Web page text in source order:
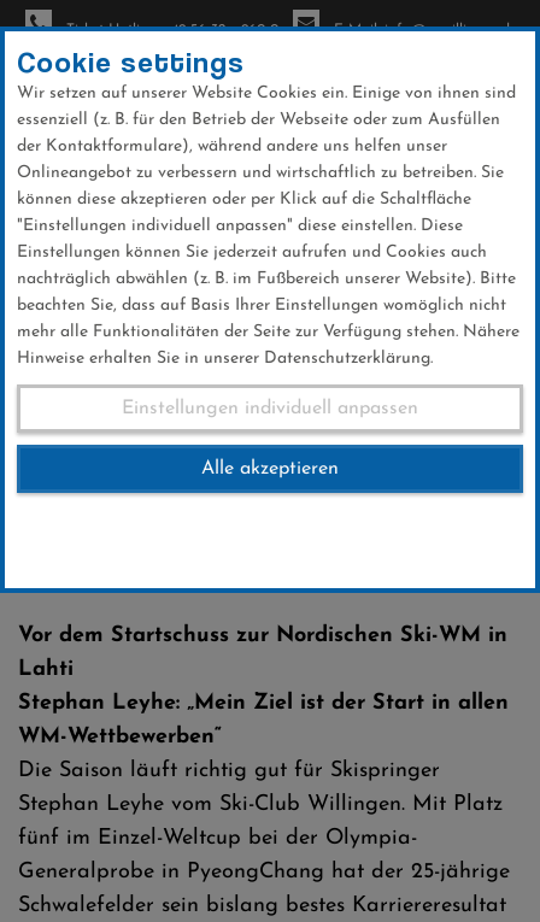
Direkt
zum
Inhalt
Ticket-Hotline: +49 56 32 - 960-0 E-Mail: info@sc-willingen.de
News
Stephan Leyhe im Interview
19 .Februar 2017
Vor dem Startschuss zur Nordischen Ski-WM in
Lahti
Stephan Leyhe: „Mein Ziel ist der Start in allen
WM-Wettbewerben“
Die Saison läuft richtig gut für Skispringer
Stephan Leyhe vom Ski-Club Willingen. Mit Platz
fünf im Einzel-Weltcup bei der Olympia-
Generalprobe in PyeongChang hat der 25-jährige
Schwalefelder sein bislang bestes Karriereresultat
Cookie settings
Wir setzen auf unserer Website Cookies ein. Einige von ihnen sind
essenziell (z. B. für den Betrieb der Webseite oder zum Ausfüllen
der Kontaktformulare), während andere uns helfen unser
Onlineangebot zu verbessern und wirtschaftlich zu betreiben. Sie
können diese akzeptieren oder per Klick auf die Schaltfläche
"Einstellungen individuell anpassen" diese einstellen. Diese
Einstellungen können Sie jederzeit aufrufen und Cookies auch
nachträglich abwählen (z. B. im Fußbereich unserer Website). Bitte
beachten Sie, dass auf Basis Ihrer Einstellungen womöglich nicht
mehr alle Funktionalitäten der Seite zur Verfügung stehen. Nähere
Hinweise erhalten Sie in unserer Datenschutzerklärung.
Einstellungen individuell anpassen
Alle akzeptieren